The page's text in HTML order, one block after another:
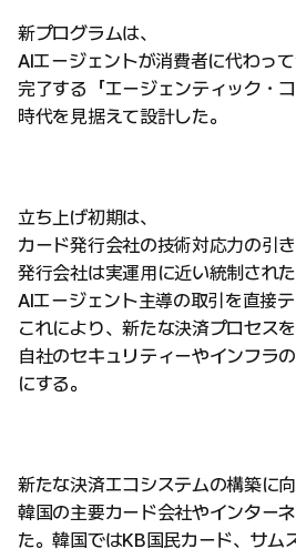
新プログラムは、
AIエージェントが消費者に代わって
完了する「エージェンティック・コ
時代を見据えて設計した。
立ち上げ初期は、
カード発行会社の技術対応力の引
発行会社は実運用に近い統制された
AIエージェント主導の取引を直接
これにより、新たな決済プロセス
自社のセキュリティーやインフラ
にする。
新たな決済エコシステムの構築に向
韓国の主要カード会社やインター
た。韓国ではKB国民カード、サム